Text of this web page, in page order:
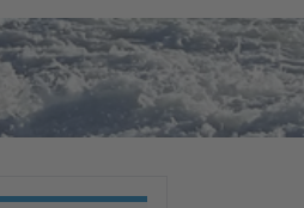
a
a
v
a